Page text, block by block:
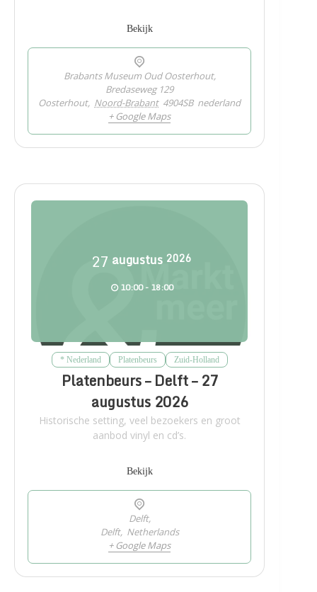
Bekijk
Brabants Museum Oud Oosterhout,
Bredaseweg 129
Oosterhout, Noord-Brabant 4904SB nederland
+ Google Maps
27 augustus 2026
10:00 - 18:00
* Nederland Platenbeurs Zuid-Holland
Platenbeurs – Delft – 27
augustus 2026
Historische setting, veel bezoekers en groot
aanbod vinyl en cd’s.
Bekijk
Delft,
Delft, Netherlands
+ Google Maps